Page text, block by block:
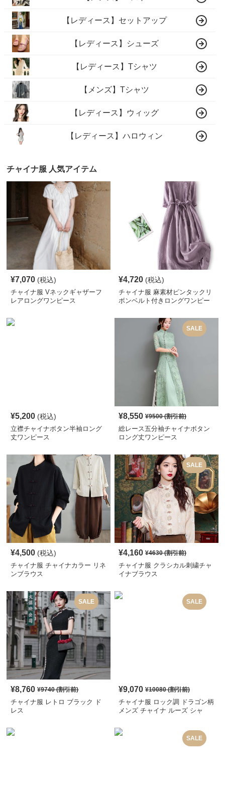
【レディース】セットアップ
【レディース】シューズ
【レディース】Tシャツ
【メンズ】Tシャツ
【レディース】ウィッグ
【レディース】ハロウィン
チャイナ服 人気アイテム
¥7,070 (税込)
チャイナ服 Vネックギャザーフ
レアロングワンピース
¥4,720 (税込)
チャイナ服 麻素材ピンタックリ
ボンベルト付きロングワンピー
¥5,200 (税込)
立襟チャイナボタン半袖ロング
丈ワンピース
SALE
¥8,550 ¥9500(割引前)
総レース五分袖チャイナボタン
ロング丈ワンピース
¥4,500 (税込)
チャイナ服 チャイナカラー リネ
ンブラウス
SALE
¥4,160 ¥4630(割引前)
チャイナ服 クラシカル刺繍チャ
イナブラウス
SALE
¥8,760 ¥9740(割引前)
チャイナ服 レトロ ブラック ド
レス
SALE
¥9,070 ¥10080(割引前)
チャイナ服 ロック調 ドラゴン柄
メンズ チャイナ ルーズ シャ
SALE